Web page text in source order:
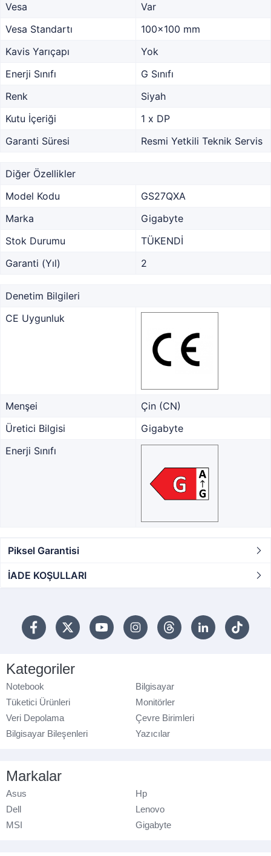
Vesa
Var
Vesa Standartı
100x100 mm
Kavis Yarıçapı
Yok
Enerji Sınıfı
G Sınıfı
Renk
Siyah
Kutu İçeriği
1 x DP
Garanti Süresi
Resmi Yetkili Teknik Servis
Diğer Özellikler
Model Kodu
GS27QXA
Marka
Gigabyte
Stok Durumu
TÜKENDİ
Garanti (Yıl)
2
Denetim Bilgileri
CE Uygunluk
Menşei
Çin (CN)
Üretici Bilgisi
Gigabyte
Enerji Sınıfı
Piksel Garantisi
İADE KOŞULLARI
Kategoriler
Notebook
Bilgisayar
Tüketici Ürünleri
Monitörler
Veri Depolama
Çevre Birimleri
Bilgisayar Bileşenleri
Yazıcılar
Markalar
Asus
Hp
Dell
Lenovo
MSI
Gigabyte